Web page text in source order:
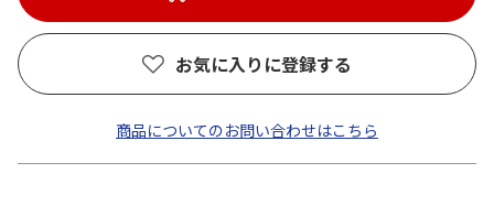
お気に入りに登録する
商品についてのお問い合わせはこちら